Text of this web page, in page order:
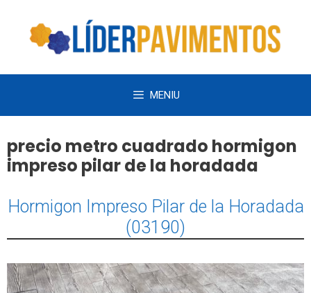
contenido
MENIU
precio metro cuadrado hormigon
impreso pilar de la horadada
Hormigon Impreso Pilar de la Horadada
(03190)